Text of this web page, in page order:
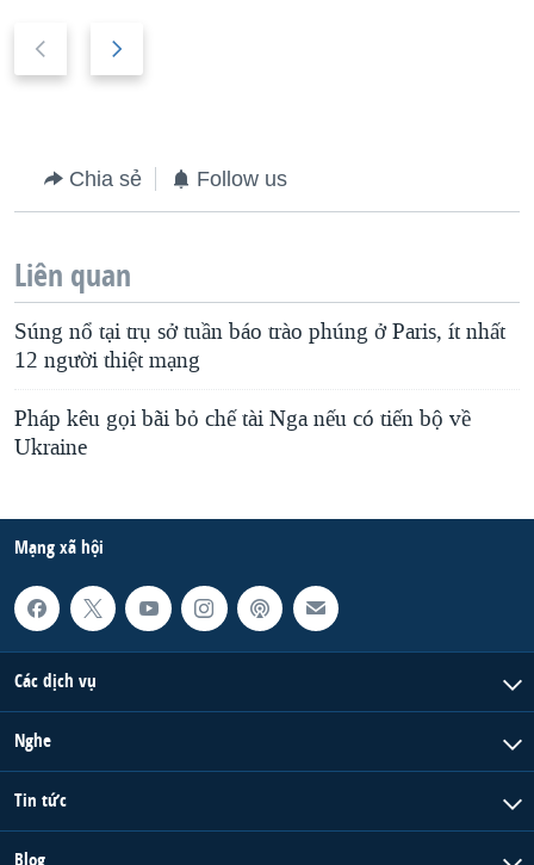
r
o
s
s
l
d
e
s
l
d
e
Chia sẻ Follow us
Liên quan
Súng nổ tại trụ sở tuần báo trào phúng ở Paris, ít nhất
12 người thiệt mạng
Pháp kêu gọi bãi bỏ chế tài Nga nếu có tiến bộ về
Ukraine
Mạng xã hội
Các dịch vụ
Nghe
Tin tức
Blog